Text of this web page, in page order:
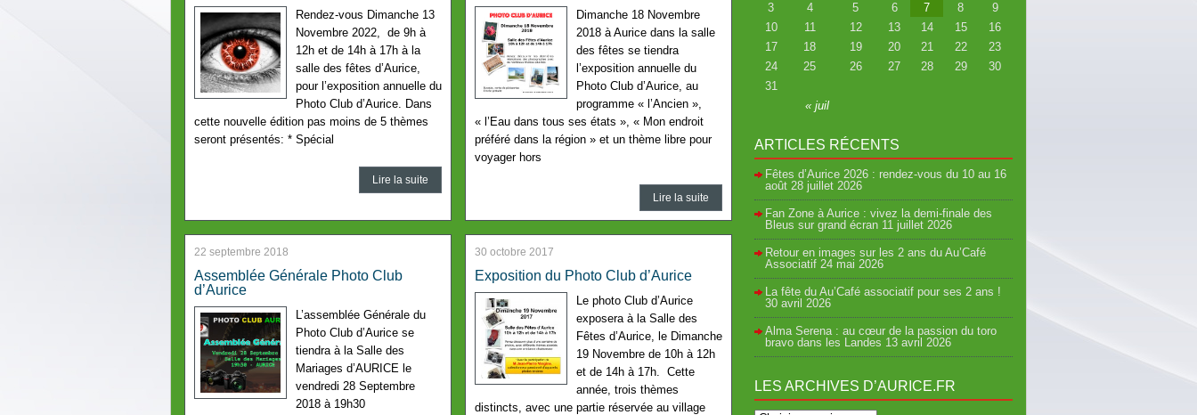
Rendez-vous Dimanche 13
Novembre 2022, de 9h à
12h et de 14h à 17h à la
salle des fêtes d’Aurice,
pour l’exposition annuelle du
Photo Club d’Aurice. Dans
cette nouvelle édition pas moins de 5 thèmes
seront présentés: * Spécial
Lire la suite
Dimanche 18 Novembre
2018 à Aurice dans la salle
des fêtes se tiendra
l’exposition annuelle du
Photo Club d’Aurice, au
programme « l’Ancien »,
« l’Eau dans tous ses états », « Mon endroit
préféré dans la région » et un thème libre pour
voyager hors
Lire la suite
22 septembre 2018
Assemblée Générale Photo Club
d’Aurice
L’assemblée Générale du
Photo Club d’Aurice se
tiendra à la Salle des
Mariages d’AURICE le
vendredi 28 Septembre
2018 à 19h30
30 octobre 2017
Exposition du Photo Club d’Aurice
Le photo Club d’Aurice
exposera à la Salle des
Fêtes d’Aurice, le Dimanche
19 Novembre de 10h à 12h
et de 14h à 17h. Cette
année, trois thèmes
distincts, avec une partie réservée au village
« juil
3
4 5 6 7 8
9
10
11 12 13 14 15
16
17
18 19 20 21 22
23
24
25 26 27 28 29
30
31
ARTICLES RÉCENTS
Fêtes d’Aurice 2026 : rendez-vous du 10 au 16
août 28 juillet 2026
Fan Zone à Aurice : vivez la demi-finale des
Bleus sur grand écran 11 juillet 2026
Retour en images sur les 2 ans du Au’Café
Associatif 24 mai 2026
La fête du Au’Café associatif pour ses 2 ans !
30 avril 2026
Alma Serena : au cœur de la passion du toro
bravo dans les Landes 13 avril 2026
LES ARCHIVES D’AURICE.FR